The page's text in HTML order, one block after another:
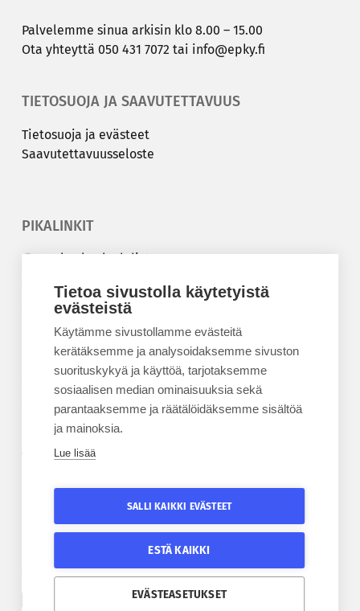
Tietoa sivustolla käytetyistä
evästeistä
Käytämme sivustollamme evästeitä
kerätäksemme ja analysoidaksemme sivuston
suorituskykyä ja käyttöä, tarjotaksemme
sosiaalisen median ominaisuuksia sekä
parantaaksemme ja räätälöidäksemme sisältöä
ja mainoksia.
Lue lisää
SALLI KAIKKI EVÄSTEET
ESTÄ KAIKKI
EVÄSTEASETUKSET
Pal­ve­lem­me sinua ar­ki­sin klo 8.00 – 15.00
Ota yh­teyt­tä 050 431 7072 tai info@epky.fi
TIETOSUOJA JA SAAVUTETTAVUUS
Tie­to­suo­ja ja eväs­teet
Saa­vu­tet­ta­vuus­se­los­te
PIKALINKIT
Korkeakouluyhdistys
Kesäyliopisto
Epanet
BLOGIT
Kesäyliopiston blogi
TILAA UUTISKIRJE
Tilaa kesäyliopiston uutiskirje
Tilaa Epanetin uutiskirje
SEURAA KESÄYLIOPISTOA
Etelä-Pohjanmaan kesäyliopiston Facebook
SEURAA EPANETIA
Epanetin Twitter